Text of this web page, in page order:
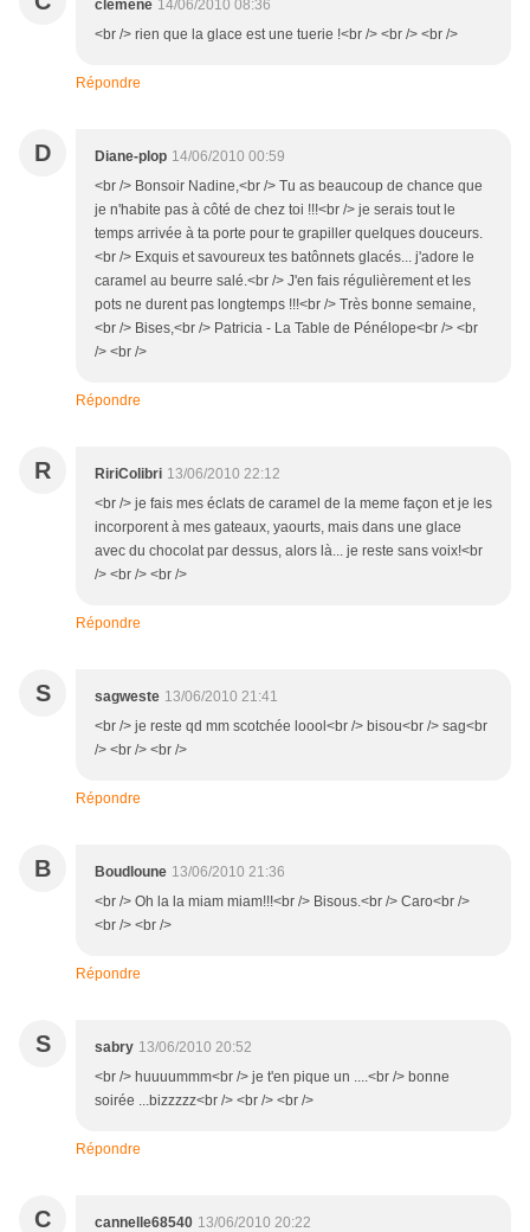
clemene 14/06/2010 08:36
<br /> rien que la glace est une tuerie !<br /> <br /> <br />
Répondre
D Diane-plop 14/06/2010 00:59
<br /> Bonsoir Nadine,<br /> Tu as beaucoup de chance que
je n'habite pas à côté de chez toi !!!<br /> je serais tout le
temps arrivée à ta porte pour te grapiller quelques douceurs.
<br /> Exquis et savoureux tes batônnets glacés... j'adore le
caramel au beurre salé.<br /> J'en fais régulièrement et les
pots ne durent pas longtemps !!!<br /> Très bonne semaine,
<br /> Bises,<br /> Patricia - La Table de Pénélope<br /> <br
/> <br />
Répondre
R RiriColibri 13/06/2010 22:12
<br /> je fais mes éclats de caramel de la meme façon et je les
incorporent à mes gateaux, yaourts, mais dans une glace
avec du chocolat par dessus, alors là... je reste sans voix!<br
/> <br /> <br />
Répondre
S sagweste 13/06/2010 21:41
<br /> je reste qd mm scotchée loool<br /> bisou<br /> sag<br
/> <br /> <br />
Répondre
B Boudloune 13/06/2010 21:36
<br /> Oh la la miam miam!!!<br /> Bisous.<br /> Caro<br />
<br /> <br />
Répondre
S sabry 13/06/2010 20:52
<br /> huuuummm<br /> je t'en pique un ....<br /> bonne
soirée ...bizzzzz<br /> <br /> <br />
Répondre
C cannelle68540 13/06/2010 20:22